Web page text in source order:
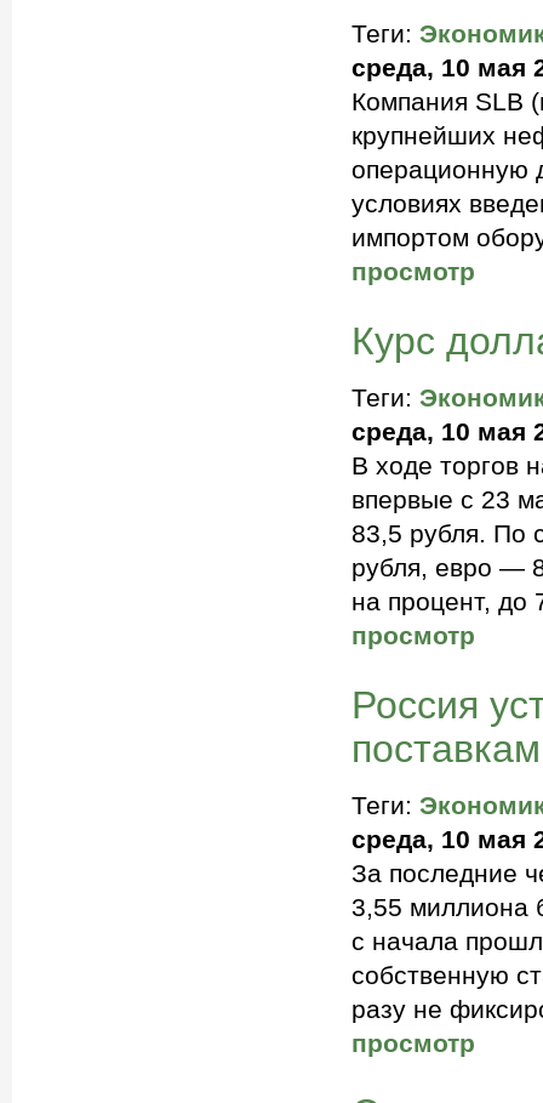
Теги:
среда, 10 мая
Компания SLB
крупнейших
операционную
условиях
импортом
просмотр
Курс
Теги:
среда, 10 мая
В ходе торгов
впервые с 23
83,5 рубля. По
рубля, евро —
на процент, до
просмотр
Россия
Теги:
среда, 10 мая
За последние
3,55 миллиона
с начала
собственную
разу не
просмотр